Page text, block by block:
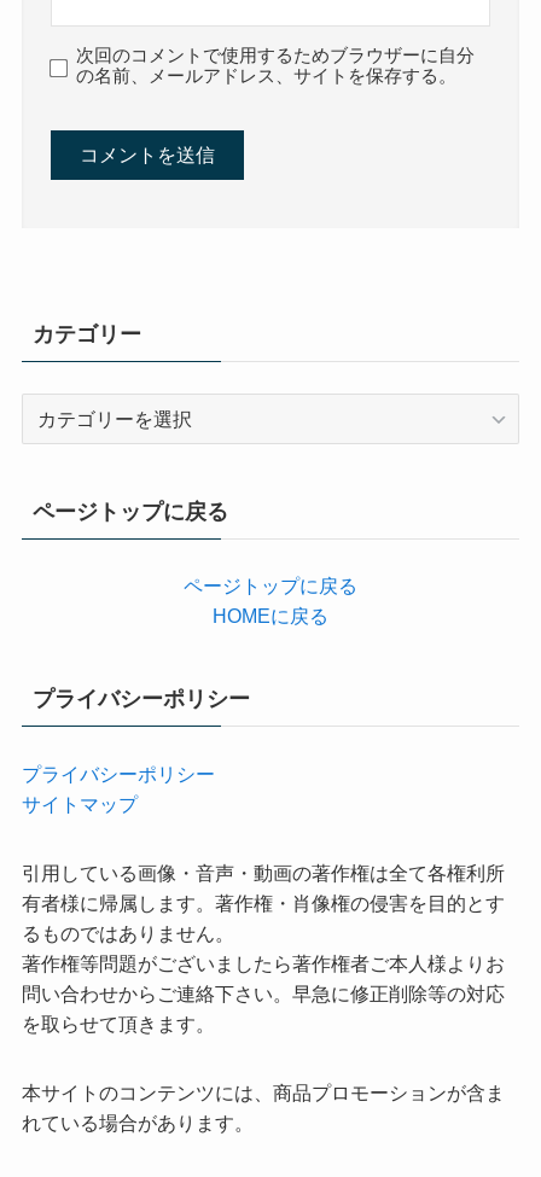
次回のコメントで使用するためブラウザーに自分
の名前、メールアドレス、サイトを保存する。
カテゴリー
ページトップに戻る
ページトップに戻る
HOMEに戻る
プライバシーポリシー
プライバシーポリシー
サイトマップ
引用している画像・音声・動画の著作権は全て各権利所
有者様に帰属します。著作権・肖像権の侵害を目的とす
るものではありません。
著作権等問題がございましたら著作権者ご本人様よりお
問い合わせからご連絡下さい。早急に修正削除等の対応
を取らせて頂きます。
本サイトのコンテンツには、商品プロモーションが含ま
れている場合があります。